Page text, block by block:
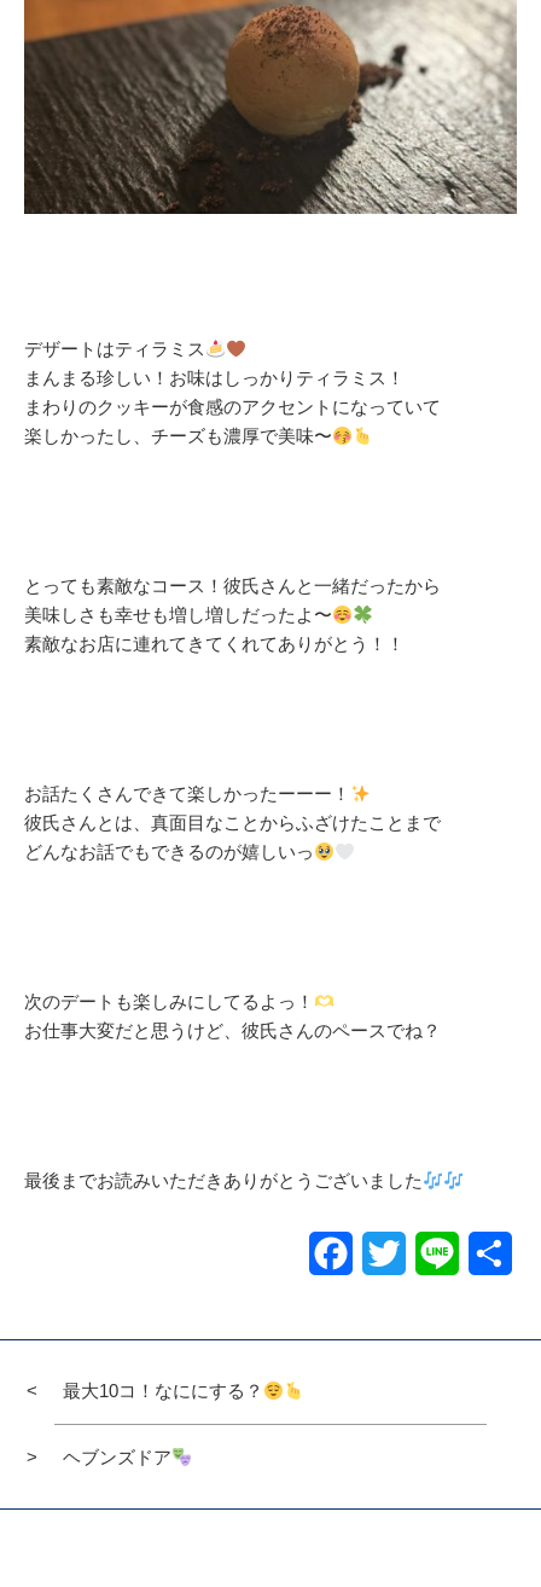
デザートはティラミス
まんまる珍しい！お味はしっかりティラミス！
まわりのクッキーが食感のアクセントになっていて
楽しかったし、チーズも濃厚で美味〜
とっても素敵なコース！彼氏さんと一緒だったから
美味しさも幸せも増し増しだったよ〜
素敵なお店に連れてきてくれてありがとう！！
お話たくさんできて楽しかったーーー！
彼氏さんとは、真面目なことからふざけたことまで
どんなお話でもできるのが嬉しいっ
次のデートも楽しみにしてるよっ！
お仕事大変だと思うけど、彼氏さんのペースでね？
最後までお読みいただきありがとうございました
Facebook
Twitter Line
最大10コ！なににする？
ヘブンズドア